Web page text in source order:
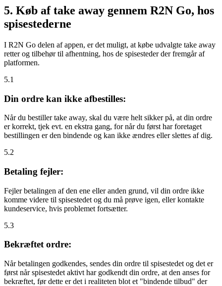
5. Køb af take away gennem R2N Go, hos
spisestederne
I R2N Go delen af appen, er det muligt, at købe udvalgte take away
retter og tilbehør til afhentning, hos de spisesteder der fremgår af
platformen.
5.1
Din ordre kan ikke afbestilles:
Når du bestiller take away, skal du være helt sikker på, at din ordre
er korrekt, tjek evt. en ekstra gang, for når du først har foretaget
bestillingen er den bindende og kan ikke ændres eller slettes af dig.
5.2
Betaling fejler:
Fejler betalingen af den ene eller anden grund, vil din ordre ikke
komme videre til spisestedet og du må prøve igen, eller kontakte
kundeservice, hvis problemet fortsætter.
5.3
Bekræftet ordre:
Når betalingen godkendes, sendes din ordre til spisestedet og det er
først når spisestedet aktivt har godkendt din ordre, at den anses for
bekræftet, før dette er det i realiteten blot et "bindende tilbud" der